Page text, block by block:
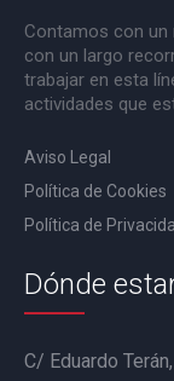
Contamos con
con un largo
trabajar en esta
actividades que
Aviso Legal
Política de Cookies
Política de
Dónde
C/ Eduardo